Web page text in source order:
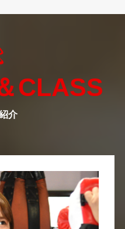
CLASS
介